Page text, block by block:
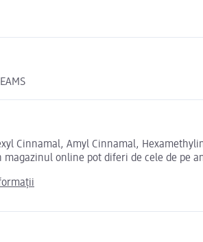
Cinnamal, Amyl Cinnamal,
online pot diferi de cele de pe